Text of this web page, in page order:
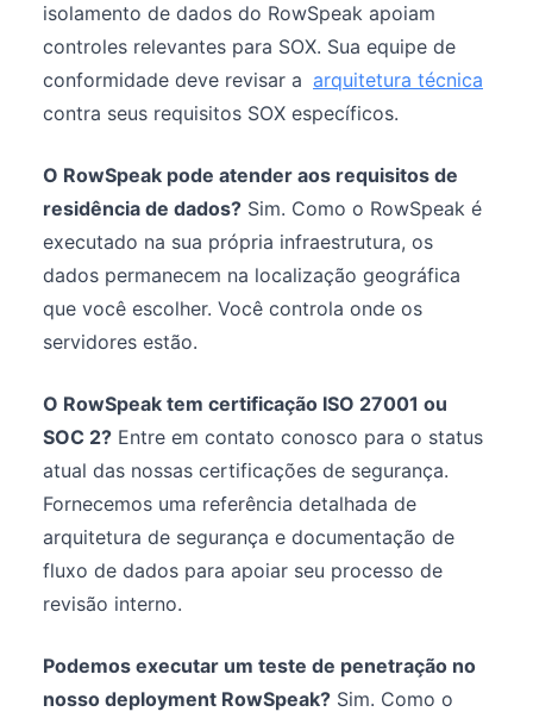
isolamento de dados do RowSpeak apoiam
controles relevantes para SOX. Sua equipe de
conformidade deve revisar a arquitetura técnica
contra seus requisitos SOX específicos.
O RowSpeak pode atender aos requisitos de
residência de dados? Sim. Como o RowSpeak é
executado na sua própria infraestrutura, os
dados permanecem na localização geográfica
que você escolher. Você controla onde os
servidores estão.
O RowSpeak tem certificação ISO 27001 ou
SOC 2? Entre em contato conosco para o status
atual das nossas certificações de segurança.
Fornecemos uma referência detalhada de
arquitetura de segurança e documentação de
fluxo de dados para apoiar seu processo de
revisão interno.
Podemos executar um teste de penetração no
nosso deployment RowSpeak? Sim. Como o